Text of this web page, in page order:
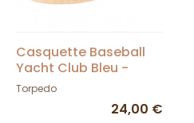
Casquette Baseball
Yacht Club Bleu -
Torpedo
Torpedo
24,00 €